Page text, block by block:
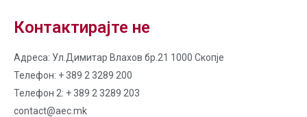
Контактирајте не
Адреса: Ул.Димитар Влахов бр.21 1000 Скопје
Телефон: + 389 2 3289 200
Телефон 2: + 389 2 3289 203
contact@aec.mk